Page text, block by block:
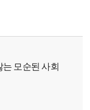
는 모순된 사회